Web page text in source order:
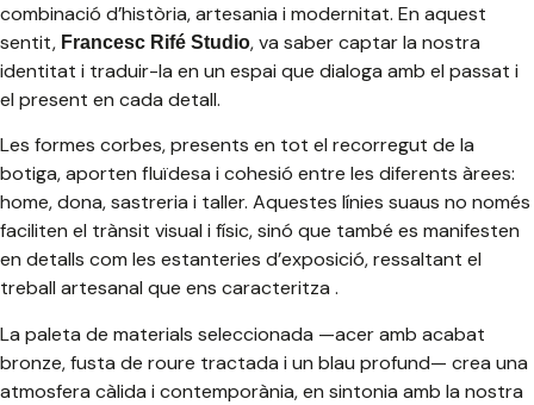
combinació d’història, artesania i modernitat. En aquest
sentit, Francesc Rifé Studio, va saber captar la nostra
identitat i traduir-la en un espai que dialoga amb el passat i
el present en cada detall.
Les formes corbes, presents en tot el recorregut de la
botiga, aporten fluïdesa i cohesió entre les diferents àrees:
home, dona, sastreria i taller. Aquestes línies suaus no només
faciliten el trànsit visual i físic, sinó que també es manifesten
en detalls com les estanteries d’exposició, ressaltant el
treball artesanal que ens caracteritza .
La paleta de materials seleccionada —acer amb acabat
bronze, fusta de roure tractada i un blau profund— crea una
atmosfera càlida i contemporània, en sintonia amb la nostra